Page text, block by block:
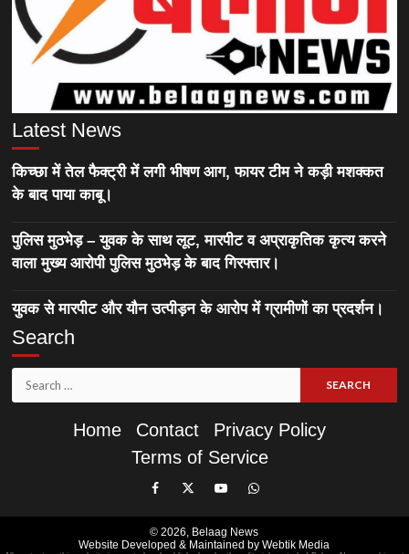
Latest News
किच्छा में तेल फैक्ट्री में लगी भीषण आग, फायर टीम ने कड़ी मशक्कत
के बाद पाया काबू।
पुलिस मुठभेड़ – युवक के साथ लूट, मारपीट व अप्राकृतिक कृत्य करने
वाला मुख्य आरोपी पुलिस मुठभेड़ के बाद गिरफ्तार।
युवक से मारपीट और यौन उत्पीड़न के आरोप में ग्रामीणों का प्रदर्शन।
Search
Search
for:
Home
Contact
Privacy Policy
Terms of Service
Like
Our
Facebook
Follow
Us
On
Subscribe
Our
YouTube
Join
Our
WhatsApp
© 2026, Belaag News
Website Developed & Maintained by Webtik Media